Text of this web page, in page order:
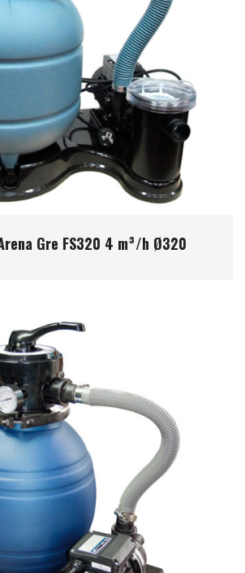
Gre FS320 4 m³/h Ø320